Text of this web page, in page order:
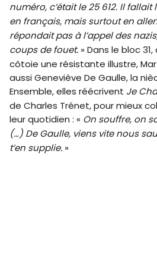
numéro, c’était le 25 612. Il
en français, mais surtout en
répondait pas à l’appel des
coups de fouet. » Dans le bloc
côtoie une résistante illustre,
aussi Geneviève De Gaulle, la
Ensemble, elles réécrivent Je
de Charles Trénet, pour mieux
leur quotidien : « On souffre, on
(…) De Gaulle, viens vite nous
t’en supplie. »